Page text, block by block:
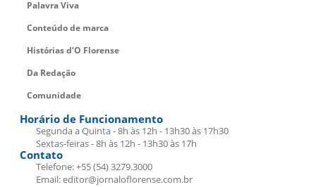
Palavra Viva
Conteúdo de marca
Histórias d’O Florense
Da Redação
Comunidade
Horário de Funcionamento
Segunda a Quinta - 8h às 12h - 13h30 às 17h30
Sextas-feiras - 8h às 12h - 13h30 às 17h
Contato
Telefone: +55 (54) 3279.3000
Email: editor@jornaloflorense.com.br